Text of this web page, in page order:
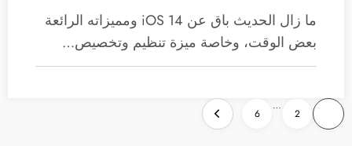
ما زال الحديث باق عن iOS 14 ومميزاته الرائعة
بعض الوقت، وخاصة ميزة تنظيم وتخصيص…
تعدد
صفحات
2
…
6